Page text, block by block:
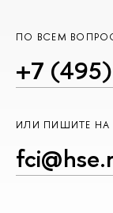
ПО ВСЕМ
+7
ИЛИ ПИШИТЕ НА